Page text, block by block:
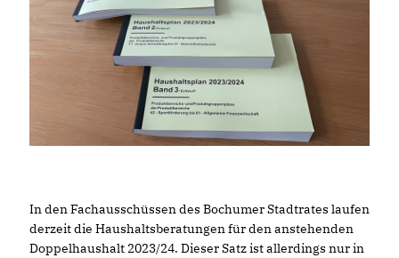
In den Fachausschüssen des Bochumer Stadtrates laufen
derzeit die Haushaltsberatungen für den anstehenden
Doppelhaushalt 2023/24. Dieser Satz ist allerdings nur in